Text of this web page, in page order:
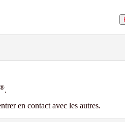
.
en contact avec les autres.